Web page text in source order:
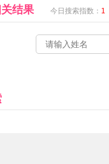
结果 今日搜索指数： 1